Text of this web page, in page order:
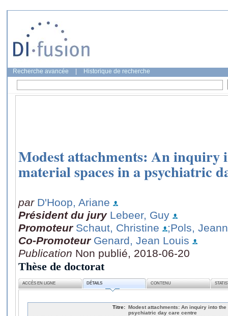
Recherche avancée Historique de recherche
Modest attachments: An inquiry
material spaces in a psychiatric
par D'Hoop, Ariane
Président du jury Lebeer, Guy
Promoteur Schaut, Christine
;Pols,
Co-Promoteur Genard, Jean Louis
Publication Non publié, 2018-06-20
Thèse de doctorat
ACCÈS EN LIGNE DÉTAILS CONTENU
Titre: Modest attachments: An inquiry into
psychiatric day care centre